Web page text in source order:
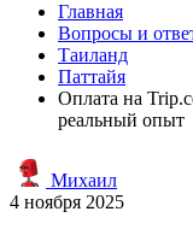
Главная
Вопросы и
Таиланд
Паттайя
Оплата на
реальный опыт
Михаил
4 ноября 2025